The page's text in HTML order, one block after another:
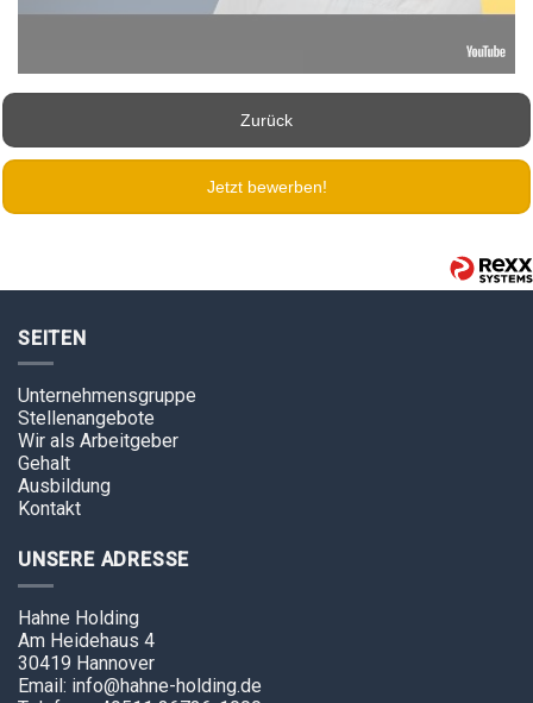
Zurück
Jetzt bewerben!
SEITEN
Unternehmensgruppe
Stellenangebote
Wir als Arbeitgeber
Gehalt
Ausbildung
Kontakt
UNSERE ADRESSE
Hahne Holding
Am Heidehaus 4
30419 Hannover
Email: info@hahne-holding.de